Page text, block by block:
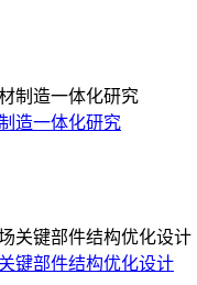
造一体化研究
键部件结构优化设计